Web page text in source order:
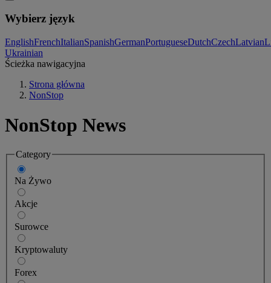
Wybierz język
EnglishFrenchItalianSpanishGermanPortugueseDutchCzechLatvian
Ukrainian
Ścieżka nawigacyjna
Strona główna
NonStop
NonStop News
Category
Na Żywo
Akcje
Surowce
Kryptowaluty
Forex